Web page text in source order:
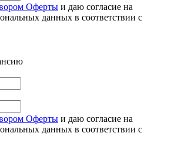
Оферты и даю согласие на
данных в соответствии с
Оферты и даю согласие на
данных в соответствии с